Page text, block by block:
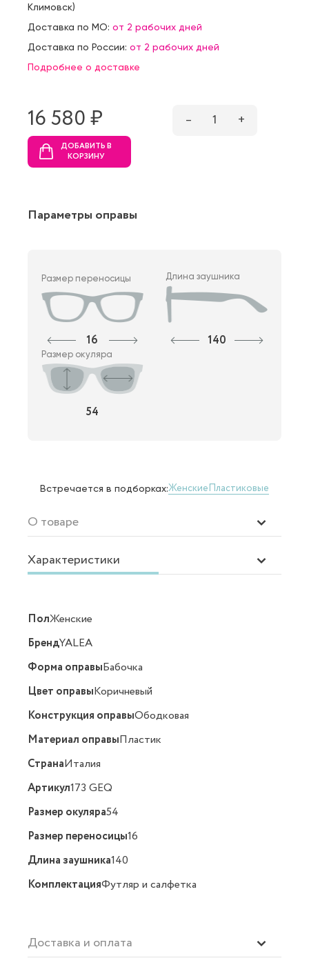
Климовск)
Доставка по МО: от 2 рабочих дней
Доставка по России: от 2 рабочих дней
Подробнее о доставке
16 580 ₷ – 1 +
ДОБАВИТЬ В
КОРЗИНУ
Параметры оправы
Размер переносицы
16
Длина заушника
140
Размер окуляра
54
Встречается в подборках:ЖенскиеПластиковые
О товаре
Характеристики
ПолЖенские
БрендYALEA
Форма оправыБабочка
Цвет оправыКоричневый
Конструкция оправыОбодковая
Материал оправыПластик
СтранаИталия
Артикул173 GEQ
Размер окуляра54
Размер переносицы16
Длина заушника140
КомплектацияФутляр и салфетка
Доставка и оплата